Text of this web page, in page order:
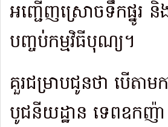
អញ្ជើញស្រោចទឹកផ្នូរ
បញ្ចប់កម្មវិធីបុណ្យ។
គួរជម្រាបជូនថា បើតា
បូជនីយដ្ឋាន ទេពឧកញ៉ា